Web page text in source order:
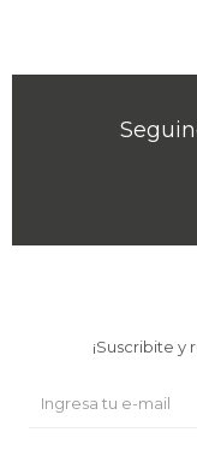
¡Suscribite y